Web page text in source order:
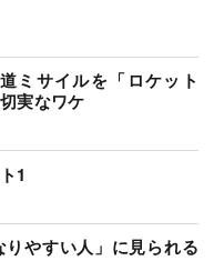
ミサイルを「ロケット
実なワケ
1
りやすい人」に見られる